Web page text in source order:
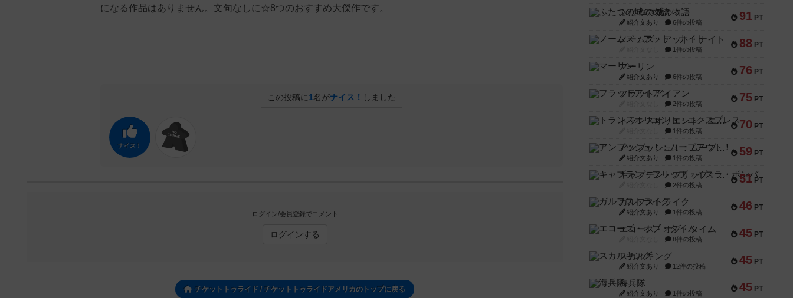
になる作品はありません。文句なしに☆8つのおすすめ大傑作です。
この投稿に1名がナイス！ しました
ナイス！
ログイン/会員登録でコメント
ログインする
チケットトゥライド / チケットトゥライドアメリカのトップに戻る
91 PT
ふたつの城の物語
紹介文あり 6件の投稿
88 PT
ノームズ・アット・ナイト
1件の投稿
76 PT
マーリン
紹介文あり 6件の投稿
75 PT
フラットアイアン
2件の投稿
70 PT
トランスオリエント・エクスプレス
1件の投稿
59 PT
アンブッシュ！：ムーブアウト！
紹介文あり 1件の投稿
51 PT
キャプテン・フリップ：イスラ・ボンバ
2件の投稿
46 PT
ガルフストライク
紹介文あり 1件の投稿
45 PT
エコーズ・オブ・タイム
8件の投稿
45 PT
スカルキング
紹介文あり 12件の投稿
45 PT
海兵隊
紹介文あり 1件の投稿